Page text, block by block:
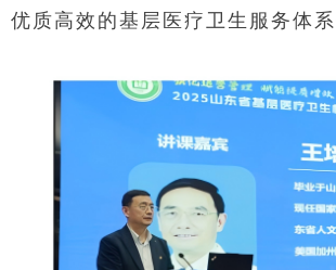
优质高效的基层医疗卫生服务体